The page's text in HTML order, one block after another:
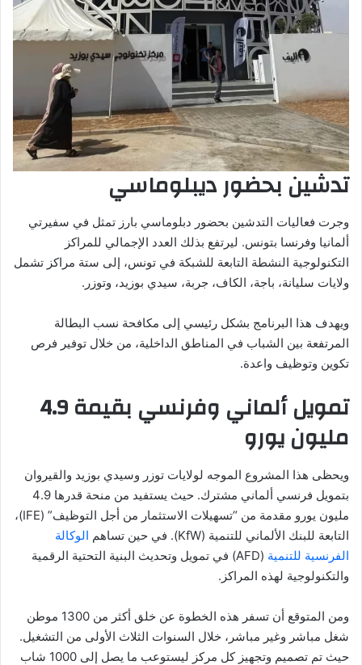
تدشين بحضور ديبلوماسي
وجرت فعاليات التدشين بحضور دبلوماسي بارز تمثل في سفيرتي
ألمانيا وفرنسا بتونس. ليرتفع بذلك العدد الإجمالي للمراكز
التكنولوجية النشطة التابعة للشبكة في تونس، إلى ستة مراكز تشمل
ولايات سليانة، باجة، الكاف، جربة، سيدي بوزيد، وتوزر.
ويهدف هذا البرنامج بشكل رئيسي إلى مكافحة نسب البطالة
المرتفعة بين الشباب في المناطق الداخلية، من خلال توفير فرص
تكوين وتوظيف واعدة.
تمويل ألماني وفرنسي بقيمة 4.9
مليون يورو
ويحظى هذا المشروع الموجه لولايات توزر وسيدي بوزيد والقيروان
بتمويل فرنسي ألماني مشترك. حيث يستفيد من منحة قدرها 4.9
مليون يورو مقدمة من “تسهيلات الاستثمار من أجل التوظيف” (IFE)،
التابعة للبنك الألماني للتنمية (KfW). في حين تساهم
الوكالة
الفرنسية للتنمية
(AFD) في تمويل وتحديث البنية التحتية الرقمية
والتكنولوجية لهذه المراكز.
ومن المتوقع أن تسفر هذه الخطوة عن خلق أكثر من 1300 موطن
شغل مباشر وغير مباشر، خلال السنوات الثلاث الأولى من التشغيل.
حيث تم تصميم وتجهيز كل مركز ليستوعب ما يصل إلى 1000 شاب